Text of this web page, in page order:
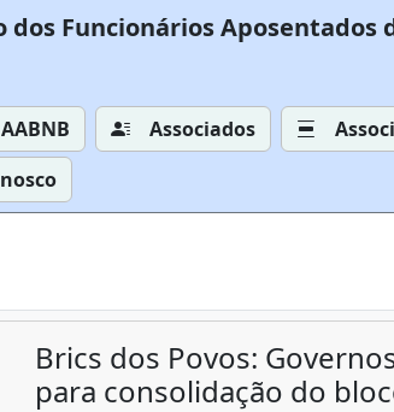
dos Funcionários Aposentados
AABNB Associados
Brics dos Povos:
para consolidação do